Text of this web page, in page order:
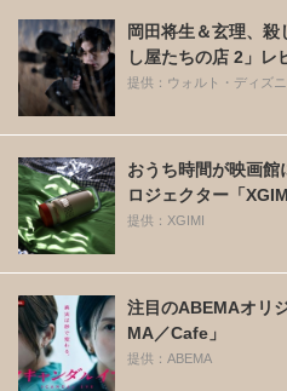
岡田将生＆玄理、殺
し屋たちの店 2」レ
提供：ウォルト・ディズ
おうち時間が映画館
ロジェクター「
提供：XGIMI
注目のABEMAオリ
MA／Cafe」
提供：ABEMA